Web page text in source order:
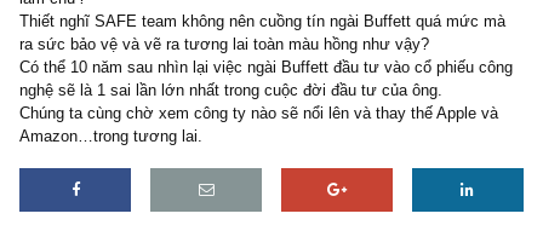
Tôi nghĩ lĩnh vực công nghệ thay đổi rất nhanh. Amazon và Apple
sẽ bị lạc hậu như Yahoo và Nokia đã từng! Ngài Buffett cũng có
lắm chứ?
Thiết nghĩ SAFE team không nên cuồng tín ngài Buffett quá mức
ra sức bảo vệ và vẽ ra tương lai toàn màu hồng như vậy?
nghệ sẽ là 1 sai lần lớn nhất trong cuộc đời đầu tư của ông.